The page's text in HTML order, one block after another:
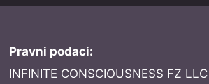
Pravni podaci:
INFINITE CONSCIOUSNESS FZ LLC